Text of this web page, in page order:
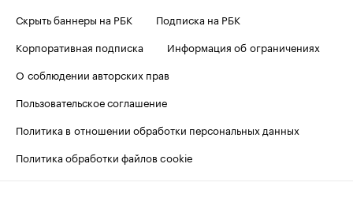
Скрыть баннеры на РБК
Подписка на РБК
Корпоративная подписка
Информация об ограничениях
О соблюдении авторских прав
Пользовательское соглашение
Политика в отношении обработки персональных данных
Политика обработки файлов cookie